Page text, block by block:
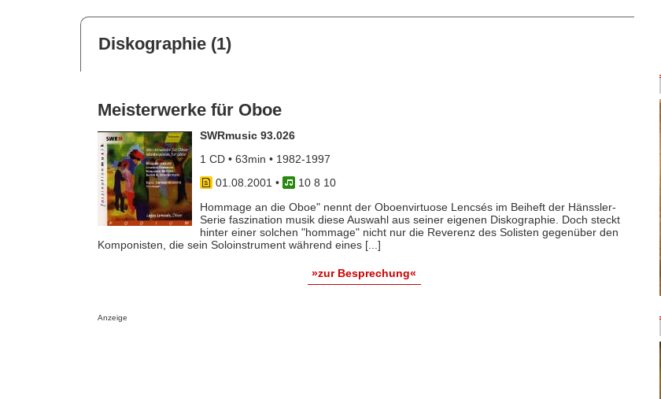
Diskographie (1)
Meisterwerke für Oboe
SWRmusic 93.026
1 CD • 63min • 1982-1997
01.08.2001 •
10 8 10
Hommage an die Oboe" nennt der Oboenvirtuose Lencsés im Beiheft der Hänssler-
Serie faszination musik diese Auswahl aus seiner eigenen Diskographie. Doch steckt
hinter einer solchen "hommage" nicht nur die Reverenz des Solisten gegenüber den
Komponisten, die sein Soloinstrument während eines [...]
»zur Besprechung«
Anzeige